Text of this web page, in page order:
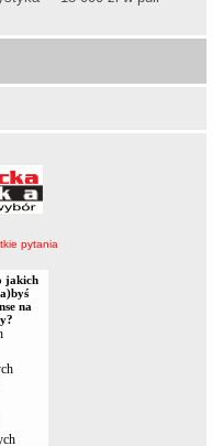
pytania